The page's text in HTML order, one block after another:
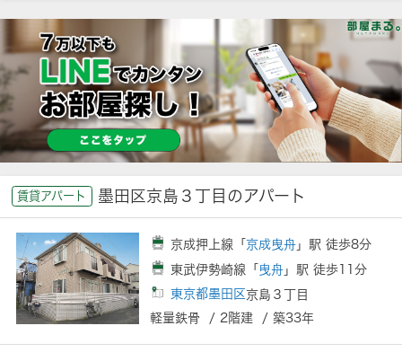
賃貸アパート 墨田区京島３丁目のアパート
京成押上線「京成曳舟 」駅 徒歩8分
東武伊勢崎線「 曳舟 」駅 徒歩11分
東京都墨田区 京島３丁目
軽量鉄骨 / 2階建 / 築33年